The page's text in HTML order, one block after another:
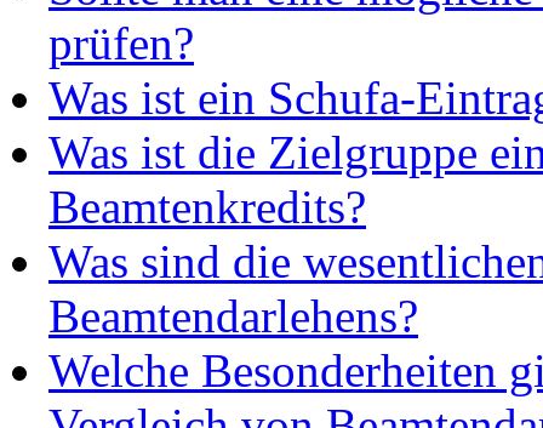
prüfen?
Was ist ein Schufa-
Was ist die Zielgruppe
Beamtenkredits?
Was sind die
Beamtendarlehens?
Welche Besonderheiten